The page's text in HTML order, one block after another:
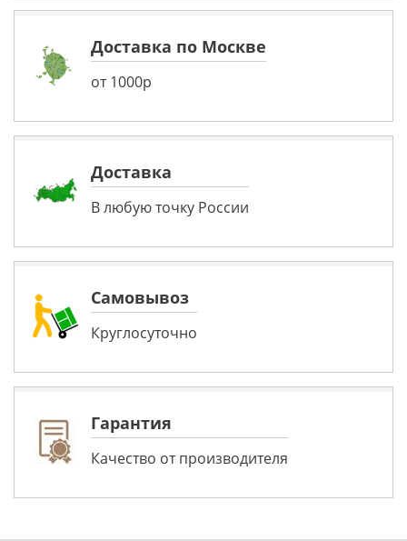
Доставка по Москве
от 1000р
Доставка
В любую точку России
Самовывоз
Круглосуточно
Гарантия
Качество от производителя